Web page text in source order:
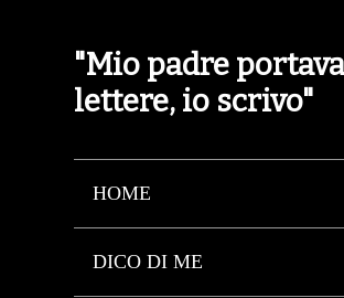
"Mio padre
lettere, io scrivo"
HOME
DICO DI ME